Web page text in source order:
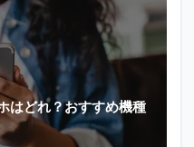
はどれ？おすすめ機種